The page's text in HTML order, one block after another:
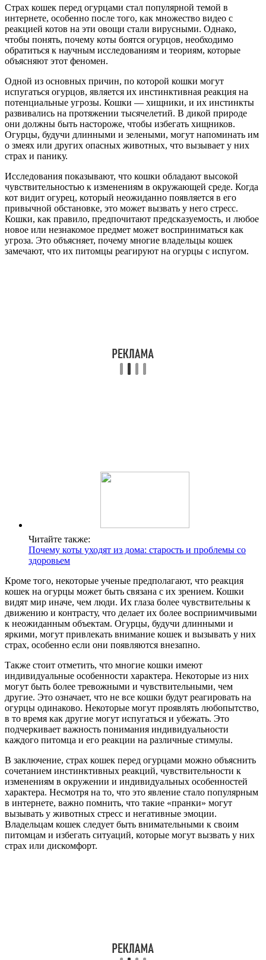
Страх кошек перед огурцами стал популярной темой в
интернете, особенно после того, как множество видео с
реакцией котов на эти овощи стали вирусными. Однако,
чтобы понять, почему коты боятся огурцов, необходимо
обратиться к научным исследованиям и теориям, которые
объясняют этот феномен.
Одной из основных причин, по которой кошки могут
испугаться огурцов, является их инстинктивная реакция на
потенциальные угрозы. Кошки — хищники, и их инстинкты
развивались на протяжении тысячелетий. В дикой природе
они должны быть настороже, чтобы избегать хищников.
Огурцы, будучи длинными и зелеными, могут напоминать им
о змеях или других опасных животных, что вызывает у них
страх и панику.
Исследования показывают, что кошки обладают высокой
чувствительностью к изменениям в окружающей среде. Когда
кот видит огурец, который неожиданно появляется в его
привычной обстановке, это может вызвать у него стресс.
Кошки, как правило, предпочитают предсказуемость, и любое
новое или незнакомое предмет может восприниматься как
угроза. Это объясняет, почему многие владельцы кошек
замечают, что их питомцы реагируют на огурцы с испугом.
Читайте также:
Почему коты уходят из дома: старость и проблемы со
здоровьем
Кроме того, некоторые ученые предполагают, что реакция
кошек на огурцы может быть связана с их зрением. Кошки
видят мир иначе, чем люди. Их глаза более чувствительны к
движению и контрасту, что делает их более восприимчивыми
к неожиданным объектам. Огурцы, будучи длинными и
яркими, могут привлекать внимание кошек и вызывать у них
страх, особенно если они появляются внезапно.
Также стоит отметить, что многие кошки имеют
индивидуальные особенности характера. Некоторые из них
могут быть более тревожными и чувствительными, чем
другие. Это означает, что не все кошки будут реагировать на
огурцы одинаково. Некоторые могут проявлять любопытство,
в то время как другие могут испугаться и убежать. Это
подчеркивает важность понимания индивидуальности
каждого питомца и его реакции на различные стимулы.
В заключение, страх кошек перед огурцами можно объяснить
сочетанием инстинктивных реакций, чувствительности к
изменениям в окружении и индивидуальных особенностей
характера. Несмотря на то, что это явление стало популярным
в интернете, важно помнить, что такие «пранки» могут
вызывать у животных стресс и негативные эмоции.
Владельцам кошек следует быть внимательными к своим
питомцам и избегать ситуаций, которые могут вызвать у них
страх или дискомфорт.